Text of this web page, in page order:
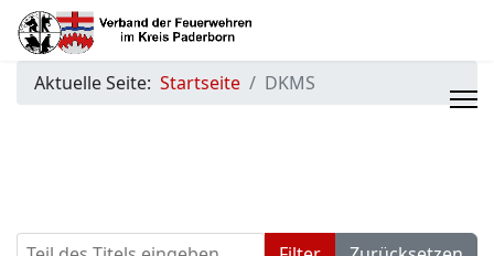
Aktuelle Seite: Startseite DKMS
Teil des Titels eingeben